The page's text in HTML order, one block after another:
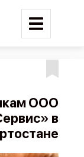
ООО
в